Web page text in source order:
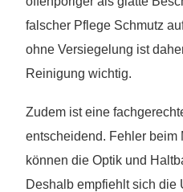
falscher Pflege Schmutz
ohne Versiegelung ist
Reinigung wichtig.
Zudem ist eine
entscheidend. Fehler beim
können die Optik und
Deshalb empfiehlt sich die